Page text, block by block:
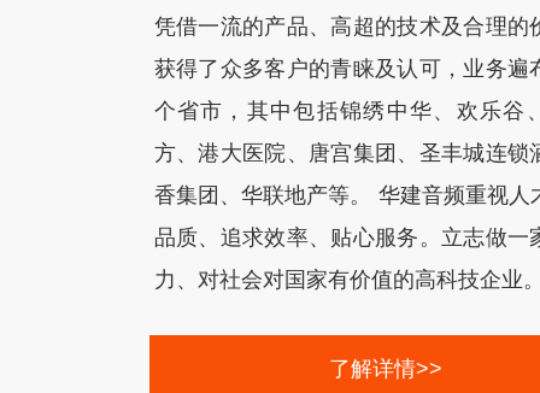
凭借一流的产品、高超的技术及合理的
获得了众多客户的青睐及认可，业务遍
个省市，其中包括锦绣中华、欢乐谷
方、港大医院、唐宫集团、圣丰城连锁
香集团、华联地产等。 华建音频重视人
品质、追求效率、贴心服务。立志做一
力、对社会对国家有价值的高科技企业
了解详情>>